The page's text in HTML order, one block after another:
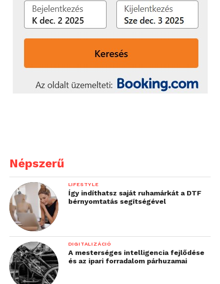
országos HR vezetője.
Népszerű
LIFESTYLE
Így indíthatsz saját ruhamárkát a DTF
bérnyomtatás segítségével
DIGITALIZÁCIÓ
A mesterséges intelligencia fejlődése
és az ipari forradalom párhuzamai